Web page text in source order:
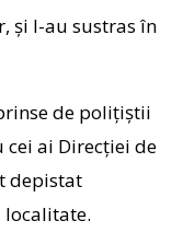
și l-au sustras în
de polițiștii
cei ai Direcției de
depistat
localitate.